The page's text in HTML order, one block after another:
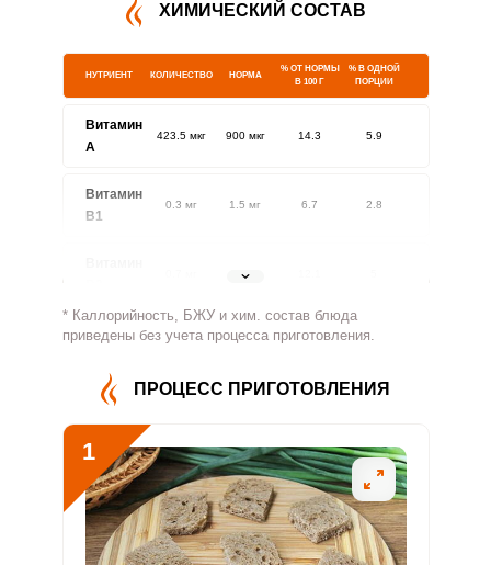
ХИМИЧЕСКИЙ СОСТАВ
НУТРИЕНТ КОЛИЧЕСТВО НОРМА
% ОТ НОРМЫ
В 100 Г
% В ОДНОЙ
ПОРЦИИ
Витамин
A
423.5 мкг 900 мкг 14.3 5.9
Витамин
В1
0.3 мг 1.5 мг 6.7 2.8
1.8 мг
Витамин
108.6 мг 500 мг 6.6 2.7
Витамин
В5
Витамин
В6
0.7 мг 2 мг 10.5 4.3
Витамин
В9
118.4 мкг 400 мкг 9 3.7
* Каллорийность, БЖУ и хим. состав блюда
приведены без учета процесса приготовления.
ПРОЦЕСС ПРИГОТОВЛЕНИЯ
1